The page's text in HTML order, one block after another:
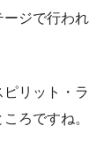
ージで行われ
リット・ラ
ろですね。